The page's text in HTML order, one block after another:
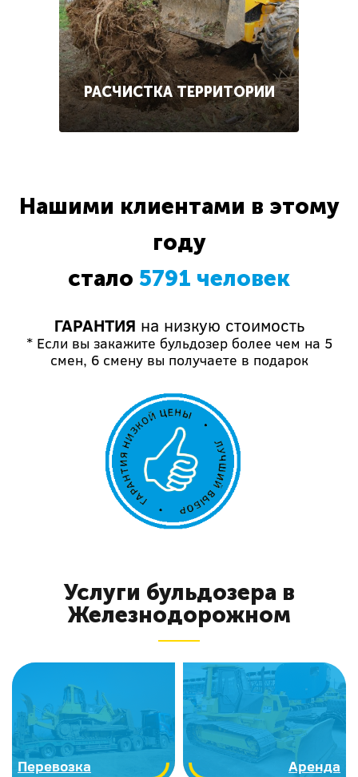
РАСЧИСТКА ТЕРРИТОРИИ
Нашими клиентами в этому
году
стало 5791 человек
ГАРАНТИЯ на низкую стоимость
* Если вы закажите бульдозер более чем на 5
смен, 6 смену вы получаете в подарок
Услуги бульдозера в
Железнодорожном
Перевозка Аренда